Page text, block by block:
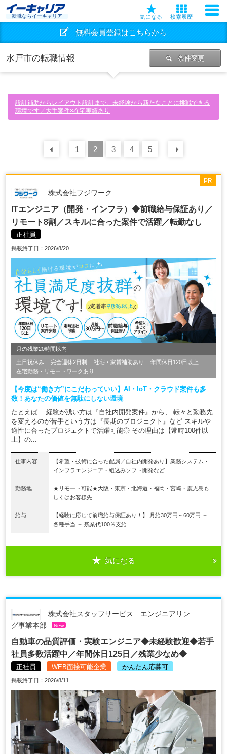
転職ならイーキャリア 気になる 検索履歴
無料会員登録はこちらから
水戸市の転職情報 条件変更
設計補助からレイアウト設計まで。未経験から新たなことに挑戦できる
環境です／大手案件×在宅実績あり
前の 30
1 2 3 4 5
株式会社フジワーク
ITエンジニア（開発・インフラ）◆前職給与保証あり／
リモート8割／スキルに合った案件で活躍／転勤なし
正社員
掲載終了日：2026/8/20
月の残業20時間以内
土日祝休み 完全週休2日制 社宅・家賃補助あり
年間休日120日以上
在宅勤務・リモートワークあり
【今度は“働き方”にこだわっていい】AI・IoT・クラウド案件も多
数！あなたの価値を無駄にしない環境
たとえば… 経験が浅い方は『自社内開発案件』から、 転々と勤務先
を変えるのが苦手という方は『長期のプロジェクト』など スキルや
適性に合ったプロジェクトで活躍可能◎ その理由は【常時100件以
上】の...
仕事内容
【希望・技術に合った配属／自社内開発あり】業務システム・
インフラエンジニア・組込みソフト開発など
勤務地
★リモート可能★大阪・東京・北海道・福岡・宮崎・鹿児島も
しくはお客様先
給与
【経験に応じて前職給与保証あり！】 月給30万円～60万円 ＋
各種手当 ＋ 残業代100％支給 ...
気になる
PR
株式会社スタッフサービス エンジニアリン
グ事業本部
New
自動車の品質評価・実験エンジニア◆未経験歓迎◆若手
社員多数活躍中／年間休日125日／残業少なめ◆
正社員 WEB面接可能企業 かんたん応募可
掲載終了日：2026/8/11